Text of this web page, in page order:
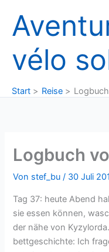
Inhalt
springen
vélo
Start Reise
Logbuch
Von stef_bu/ 30 Juli
Tag 37: heute Abend
sie essen können,
der nähe von
bettgeschichte: Ich